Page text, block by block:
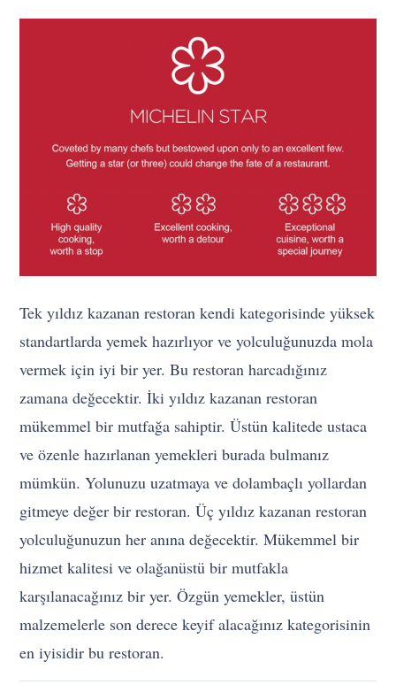
Tek yıldız kazanan restoran kendi kategorisinde yüksek
standartlarda yemek hazırlıyor ve yolculuğunuzda mola
vermek için iyi bir yer. Bu restoran harcadığınız
zamana değecektir. İki yıldız kazanan restoran
mükemmel bir mutfağa sahiptir. Üstün kalitede ustaca
ve özenle hazırlanan yemekleri burada bulmanız
mümkün. Yolunuzu uzatmaya ve dolambaçlı yollardan
gitmeye değer bir restoran. Üç yıldız kazanan restoran
yolculuğunuzun her anına değecektir. Mükemmel bir
hizmet kalitesi ve olağanüstü bir mutfakla
karşılanacağınız bir yer. Özgün yemekler, üstün
malzemelerle son derece keyif alacağınız kategorisinin
en iyisidir bu restoran.